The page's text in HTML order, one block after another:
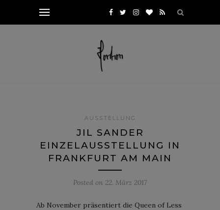
AUSSTELLUNG
JIL SANDER
EINZELAUSSTELLUNG IN
FRANKFURT AM MAIN
Posted on 22. März 2017
Ab November präsentiert die Queen of Less